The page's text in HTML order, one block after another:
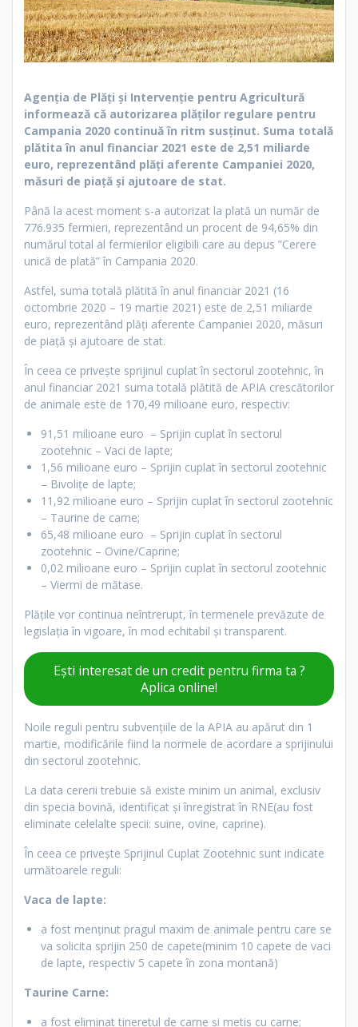
Agenţia de Plăţi şi Intervenţie pentru Agricultură
informează că autorizarea plăților regulare pentru
Campania 2020 continuă în ritm susținut. Suma totală
plătita în anul financiar 2021 este de 2,51 miliarde
euro, reprezentând plăți aferente Campaniei 2020,
măsuri de piață și ajutoare de stat.
Până la acest moment s-a autorizat la plată un număr de
776.935 fermieri, reprezentând un procent de 94,65% din
numărul total al fermierilor eligibili care au depus ”Cerere
unică de plată” în Campania 2020.
Astfel, suma totală plătită în anul financiar 2021 (16
octombrie 2020 – 19 martie 2021) este de 2,51 miliarde
euro, reprezentând plăți aferente Campaniei 2020, măsuri
de piață și ajutoare de stat.
În ceea ce privește sprijinul cuplat în sectorul zootehnic, în
anul financiar 2021 suma totală plătită de APIA crescătorilor
de animale este de 170,49 milioane euro, respectiv:
91,51 milioane euro – Sprijin cuplat în sectorul
zootehnic – Vaci de lapte;
1,56 milioane euro – Sprijin cuplat în sectorul zootehnic
– Bivolițe de lapte;
11,92 milioane euro – Sprijin cuplat în sectorul zootehnic
– Taurine de carne;
65,48 milioane euro – Sprijin cuplat în sectorul
zootehnic – Ovine/Caprine;
0,02 milioane euro – Sprijin cuplat în sectorul zootehnic
– Viermi de mătase.
Plățile vor continua neîntrerupt, în termenele prevăzute de
legislația în vigoare, în mod echitabil și transparent.
Ești interesat de un credit pentru firma ta ?
Aplica online!
Noile reguli pentru subvențiile de la APIA au apărut din 1
martie, modificările fiind la normele de acordare a sprijinului
din sectorul zootehnic.
La data cererii trebuie să existe minim un animal, exclusiv
din specia bovină, identificat și înregistrat în RNE(au fost
eliminate celelalte specii: suine, ovine, caprine).
În ceea ce privește Sprijinul Cuplat Zootehnic sunt indicate
următoarele reguli:
Vaca de lapte:
a fost menținut pragul maxim de animale pentru care se
va solicita sprijin 250 de capete(minim 10 capete de vaci
de lapte, respectiv 5 capete în zona montană)
Taurine Carne:
a fost eliminat tineretul de carne și metis cu carne;